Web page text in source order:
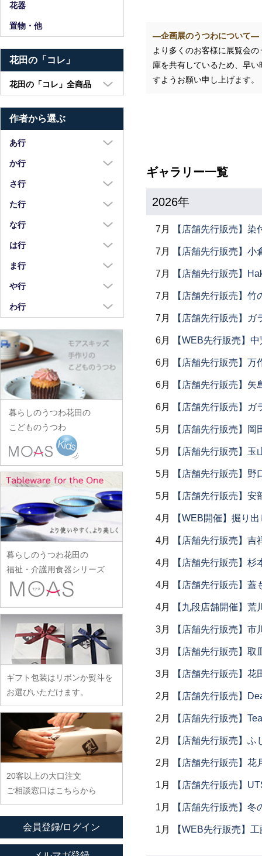
―企画展のうつわについて―
より多くのお客様に展覧会
庫を共有しているため、早
すようお願い申し上げます。
ギャラリー一覧
2026年
7月 【店舗先行販売】染
7月 【店舗先行販売】
7月 【店舗先行販売】
7月 【店舗先行販売】竹
7月 【店舗先行販売】ガ
6月 【WEB先行販売】
6月 【店舗先行販売】万
6月 【店舗先行販売】
6月 【店舗先行販売】ガ
5月 【店舗先行販売】岡
5月 【店舗先行販売】
5月 【店舗先行販売】野
5月 【店舗先行販売】
4月 【WEB開催】掘り
4月 【店舗先行販売】吉
4月 【店舗先行販売】
4月 【店舗先行販売】蓋
4月 【九段店舗開催】荒
3月 【店舗先行販売】
3月 【店舗先行販売】取
3月 【店舗先行販売】
2月 【店舗先行販売】
2月 【店舗先行販売】
2月 【店舗先行販売】
2月 【店舗先行販売】花
1月 【店舗先行販売】
1月 【店舗先行販売】冬
1月 【WEB先行販売】
花器
置物・他
花田の「コレ」
花田の「コレ」全商品
鉢・湯呑・カップ
汁椀・土鍋・折敷
小物・カトラリー
作者から選ぶ
あ行
浅野奈生
苧野直樹
安達和治
荒川真吾
荒賀文成
有馬和博
iiDA Woodturning
伊賀焼土楽
池島直人
池島仁美
生島賢
生島明水
池田大介
石川漆宝堂
石田誠
和泉良法
市川知也
伊藤聡信
伊藤孝英
井銅心平
稲村真耶
イム サエム
イレヤガラス
岩舘隆（浄法寺）
臼田けい子
海野裕
浦陽子
遠藤マサヒロ
大井寛史
大久保公太郎
大沢和義
大平新五
大前史
大和田友香
か行
蠣崎マコト
葛西国太郎
葛西義信
河上智美
川合孝知
川辺忠
川村宏樹
幹山繁太
季更器窯
岸野寛
北野敏一（犀ノ音窯）
日下華子
葛和万紀
工藤和彦
熊谷峻
小泉敦信
こいずみみゆき
古賀雄二郎
小寺暁洋
小林巧征
小牧広平
近藤亮介
さ行
坂本達哉
佐川岳彦
佐々木暢子
重田良古
島田まるみ
志村睦彦
城進
菅原博之
杉本太郎
鈴木重孝
鈴木潤吾
鈴木涼子
須谷窯
た行
高島慎一
高木剛
瀧田操
田中あい
田中佐和子
谷口嘉
谷永太郎
玉山保男
田沼英里
崔在皓
滴生舎
土井康治朗
土井宏友
陶房独歩炎
徳永遊心
富山孝一
土本訓寛・土本久美子
な行
中荒江道子
中尾万作
中川紀夫
中町いずみ
中村一也
中村幸一郎
d.Tam 中村孝子/桃子
中村智美
中村真紀
中山孝志
名古路英介
西納三枝
野口悦士
は行
橋村大作
長谷川由香
畑中篤
花岡隆
花田オリジナル
羽生直記
林京子
林拓児
原口潔
原田七重
原田譲
原光弘
日高伸治
日高直子
ヒヅミ峠舎
樋山真弓
平岡正弘
平林秀幸
廣野俊彦
廣政毅
ふじい製作所
藤崎均
藤田永子
藤塚光男
ほたる窯
堀畑蘭
ま行
前田麻美
正木春蔵
松浦コータロー
松浦ナオコ
松葉勇輝
松本郁美
松本優樹
松本良夫
三浦侑子
水垣千悦
水野克俊
みずのみさ
光井威善
三留舞
宮岡麻衣子
宮崎孝彦
三輪周太郎
武曽健一
村田森
村田菜穂美
木工ヤマニ
森知恵子
森悠紀子
森下綾
や行
八木橋昇
山口硝子
山口利枝
山崎葉
山田洋次
山田隆太郎
山中恵介
山本哲也
山本恭代
山本亮平
Yu-ten
雪ノ浦裕一
吉岡将弐
吉田学
余宮隆
わ行
ワダコーヘー
渡辺信史
渡邊心平
暮らしのうつわ花田の
こどものうつわ
暮らしのうつわ花田の
福祉・介護用食器シリーズ
ギフト包装はリボンか熨斗を
お選びいただけます。
20客以上の大口注文
ご相談窓口はこちらから
会員登録/ログイン